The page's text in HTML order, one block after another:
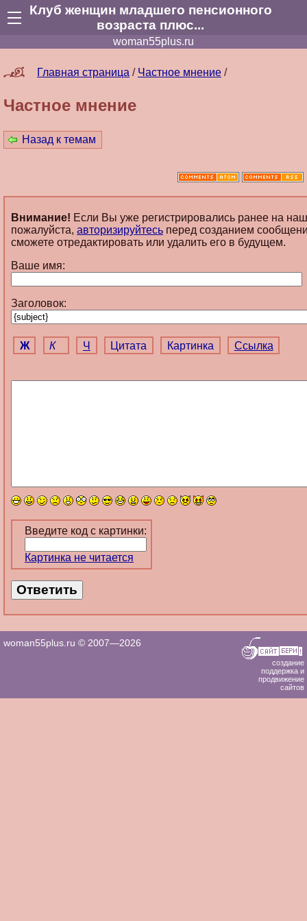
Клуб женщин младшего пенсионного
возраста плюс...
woman55plus.ru
Главная страница / Частное мнение /
Частное мнение
Назад к темам
Внимание! Если Вы уже регистрировались ранее на
пожалуйста, авторизируйтесь перед созданием
сможете отредактировать или удалить его в будущем.
Ваше имя:
Заголовок:
Ж К Ч Цитата Картинка Ссылка
Введите код с картинки:
Картинка не читается
woman55plus.ru © 2007—2026
создание
поддержка и
продвижение
сайтов